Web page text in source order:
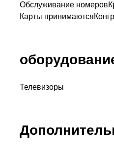
Обслуживание номеров
Карты принимаются
Телевизоры